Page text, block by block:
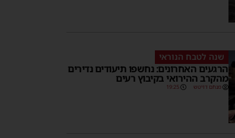
שנה לטבח הנוראי
הרגעים האחרונים: נחשפו תיעודים נדירים
מהקרב ההירואי בקיבוץ רעים
מנחם דויטש 19:25